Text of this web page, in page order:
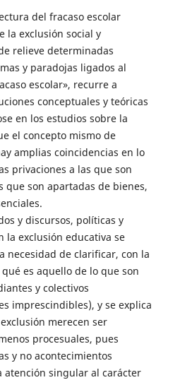
del fracaso escolar
la exclusión social y
relieve determinadas
y paradojas ligados al
escolar», recurre a
conceptuales y teóricas
en los estudios sobre la
el concepto mismo de
amplias coincidencias en lo
privaciones a las que son
que son apartadas de bienes,
y discursos, políticas y
la exclusión educativa se
necesidad de clarificar, con la
es aquello de lo que son
y colectivos
imprescindibles), y se explica
merecen ser
procesuales, pues
y no acontecimientos
atención singular al carácter